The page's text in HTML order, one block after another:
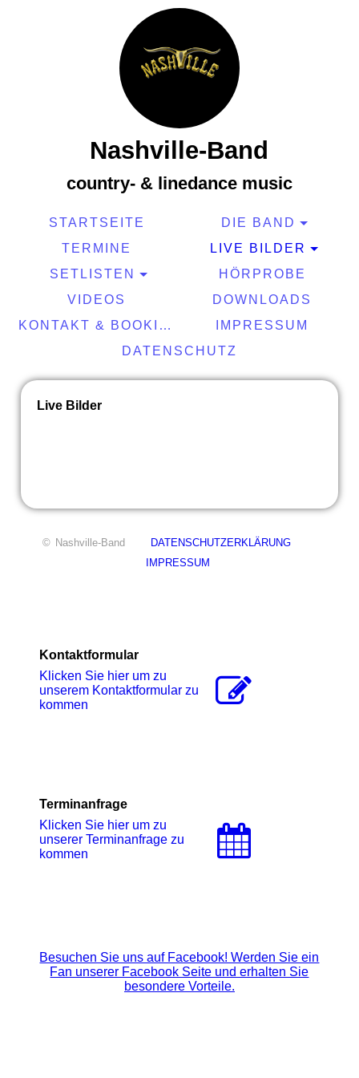
Nashville-Band
country- & linedance music
STARTSEITE
DIE BAND
TERMINE
LIVE BILDER
SETLISTEN
HÖRPROBE
VIDEOS
DOWNLOADS
KONTAKT & BOOKING
IMPRESSUM
DATENSCHUTZ
Live Bilder
© Nashville-Band
DATENSCHUTZERKLÄRUNG
IMPRESSUM
Kontaktformular
Klicken Sie hier um zu
unserem Kon­takt­for­mu­lar zu
kommen
Terminanfrage
Klicken Sie hier um zu
unserer Terminanfrage zu
kommen
Besuchen Sie uns auf Facebook! Werden Sie ein
Fan unserer Facebook Seite und erhalten Sie
besondere Vorteile.